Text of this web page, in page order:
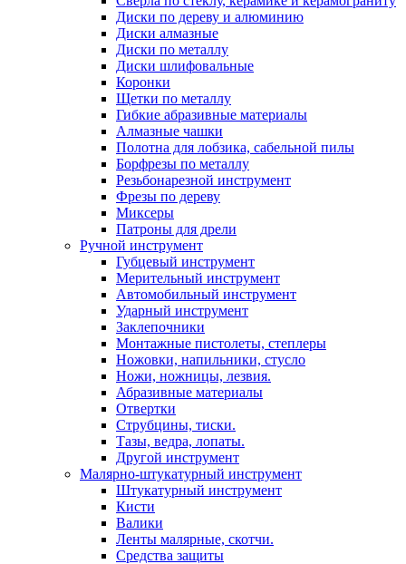
Диски по дереву и алюминию
Диски алмазные
Диски по металлу
Диски шлифовальные
Коронки
Щетки по металлу
Гибкие абразивные материалы
Алмазные чашки
Полотна для лобзика, сабельной пилы
Борфрезы по металлу
Резьбонарезной инструмент
Фрезы по дереву
Миксеры
Патроны для дрели
Ручной инструмент
Губцевый инструмент
Мерительный инструмент
Автомобильный инструмент
Ударный инструмент
Заклепочники
Монтажные пистолеты, степлеры
Ножовки, напильники, стусло
Ножи, ножницы, лезвия.
Абразивные материалы
Отвертки
Cтрубцины, тиски.
Тазы, ведра, лопаты.
Другой инструмент
Малярно-штукатурный инструмент
Штукатурный инструмент
Кисти
Валики
Ленты малярные, скотчи.
Средства защиты